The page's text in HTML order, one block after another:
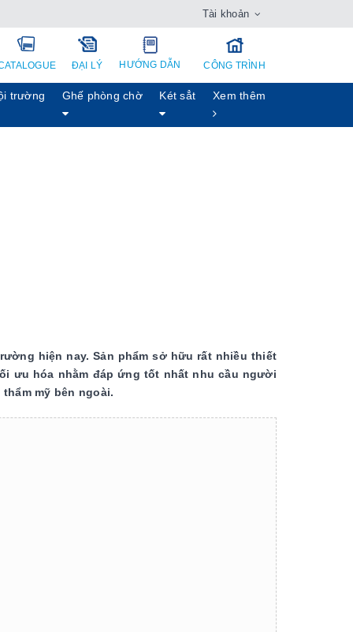
Tài khoản
ĐẠI LÝ HƯỚNG DẪN CÔNG TRÌNH
trường Ghế phòng chờ Két sẳt Xem thêm
hiện nay. Sản phẩm sở hữu rất nhiều thiết
ưu hóa nhằm đáp ứng tốt nhất nhu cầu người
mỹ bên ngoài.